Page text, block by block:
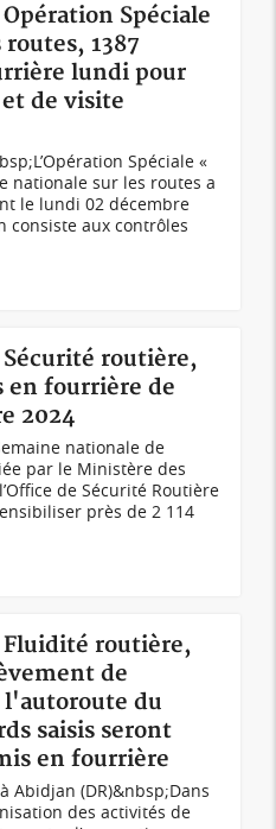
Spéciale
1387
lundi pour
de visite
Spéciale «
nationale sur les routes a
le lundi 02 décembre
consiste aux contrôles
routière,
en fourrière de
2024
nationale de
par le Ministère des
de Sécurité Routière
près de 2 114
routière,
de
l'autoroute du
saisis seront
en fourrière
Abidjan (DR)&nbsp;Dans
des activités de